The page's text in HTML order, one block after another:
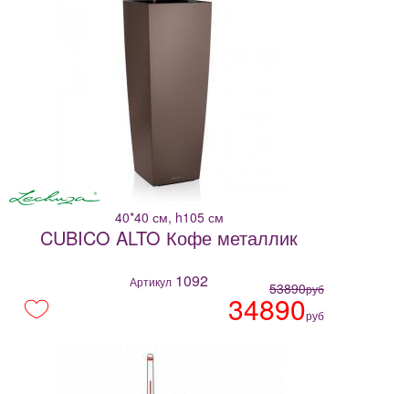
40*40 см, h105 см
CUBICO ALTO Кофе металлик
Артикул 1092 53890руб
34890руб